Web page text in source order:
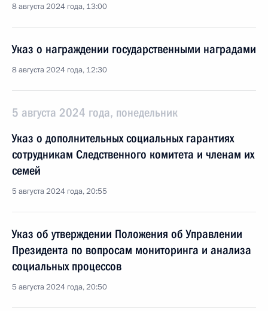
8 августа 2024 года, 13:00
Указ о награждении государственными наградами
8 августа 2024 года, 12:30
5 августа 2024 года, понедельник
Указ о дополнительных социальных гарантиях
сотрудникам Следственного комитета и членам их
семей
5 августа 2024 года, 20:55
Указ об утверждении Положения об Управлении
Президента по вопросам мониторинга и анализа
социальных процессов
5 августа 2024 года, 20:50